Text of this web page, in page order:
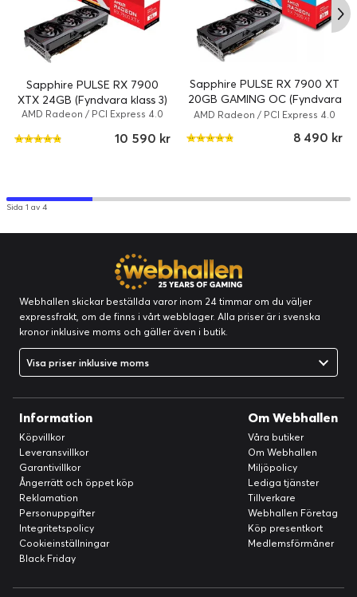
Sapphire PULSE RX 7900
XTX 24GB (Fyndvara klass 3)
AMD Radeon / PCI Express 4.0
10 590 kr
Sapphire PULSE RX 7900 XT
20GB GAMING OC (Fyndvara
klass 2)
AMD Radeon / PCI Express 4.0
8 490 kr
Sida 1 av 4
Webhallen skickar beställda varor inom 24 timmar om du väljer
expressfrakt, om de finns i vårt webblager. Alla priser är i svenska
kronor inklusive moms och gäller även i butik.
Visa priser inklusive moms
Information
Köpvillkor
Leveransvillkor
Garantivillkor
Ångerrätt och öppet köp
Reklamation
Personuppgifter
Integritetspolicy
Cookieinställningar
Black Friday
Om Webhallen
Våra butiker
Om Webhallen
Miljöpolicy
Lediga tjänster
Tillverkare
Webhallen Företag
Köp presentkort
Medlemsförmåner